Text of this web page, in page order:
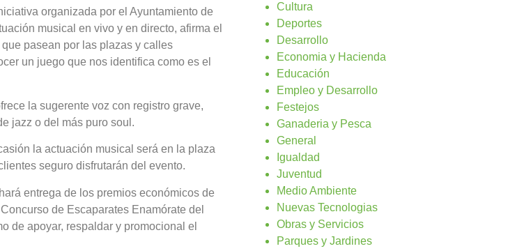
organizada por el Ayuntamiento de
musical en vivo y en directo, afirma el
pasean por las plazas y calles
un juego que nos identifica como es el
la sugerente voz con registro grave,
jazz o del más puro soul.
la actuación musical será en la plaza
seguro disfrutarán del evento.
entrega de los premios económicos de
de Escaparates Enamórate del
de apoyar, respaldar y promocional el
Cultura
Deportes
Desarrollo
Economia y Hacienda
Educación
Empleo y Desarrollo
Festejos
Ganaderia y Pesca
General
Igualdad
Juventud
Medio Ambiente
Nuevas Tecnologias
Obras y Servicios
Parques y Jardines